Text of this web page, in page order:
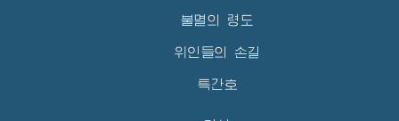
불멸의 령도
위인들의 손길
특간호